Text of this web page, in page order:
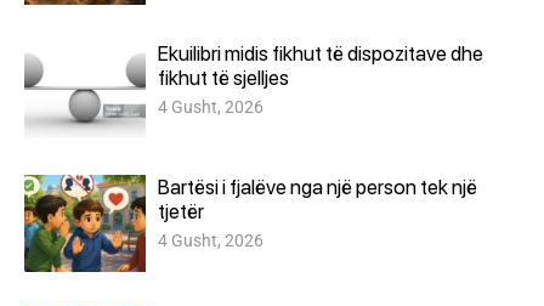
Ekuilibri midis fikhut të dispozitave dhe
fikhut të sjelljes
4 Gusht, 2026
Bartësi i fjalëve nga një person tek një
tjetër
4 Gusht, 2026